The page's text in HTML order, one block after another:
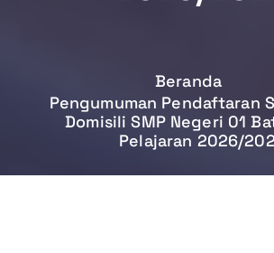
Beranda
Pengumuman Pendaftaran
Domisili SMP Negeri 01
Pelajaran 2026/